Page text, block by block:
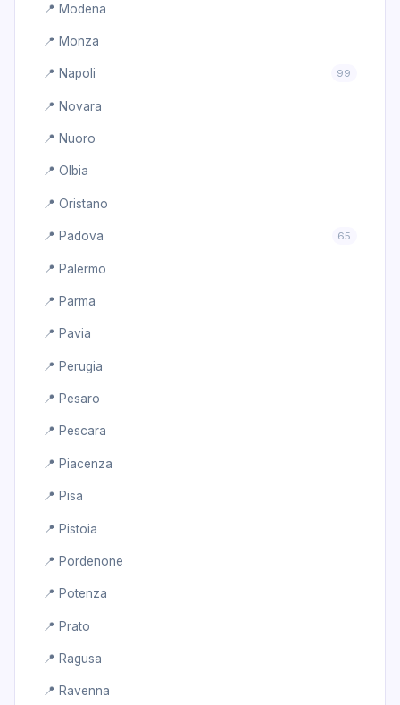
📍 Modena
📍 Monza
📍 Napoli 99
📍 Novara
📍 Nuoro
📍 Olbia
📍 Oristano
📍 Padova 65
📍 Palermo
📍 Parma
📍 Pavia
📍 Perugia
📍 Pesaro
📍 Pescara
📍 Piacenza
📍 Pisa
📍 Pistoia
📍 Pordenone
📍 Potenza
📍 Prato
📍 Ragusa
📍 Ravenna